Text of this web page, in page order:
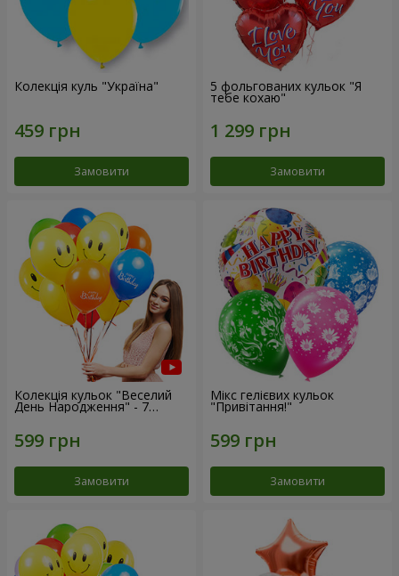
Колекція куль "Україна"
Замовити
5 фольгованих кульок "Я
тебе кохаю"
Замовити
Колекція кульок "Веселий
День Народження" - 7
кульок
Замовити
Мікс гелієвих кульок
"Привітання!"
Замовити